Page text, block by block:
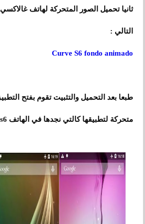
التالي :
Curve S6 fondo animado
طبعا بعد التحميل والتثبيت تقوم بفتح
متحركة لتطبيقها كالتي نجدها في الهاتف s6.